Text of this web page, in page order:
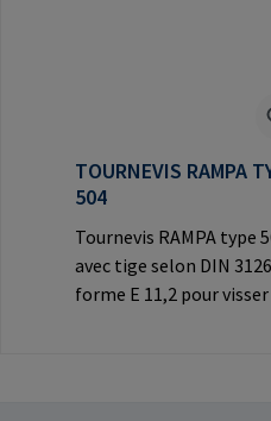
TOURNEVIS RAMPA
504
Tournevis RAMPA type
avec tige selon DIN 3126
forme E 11,2 pour